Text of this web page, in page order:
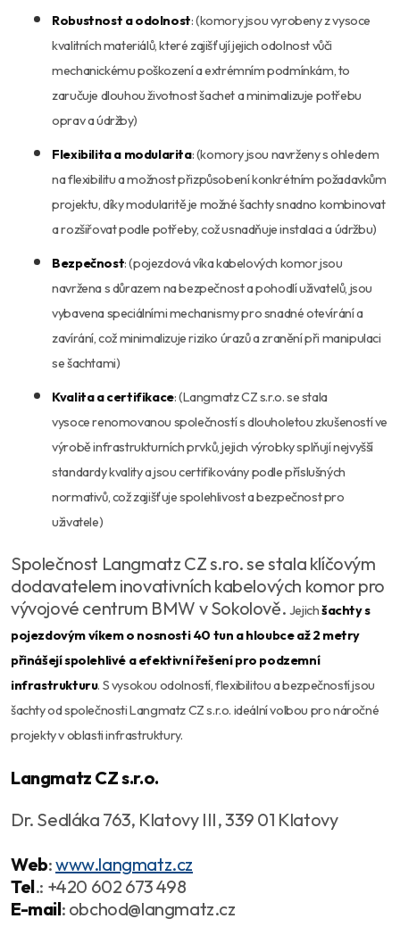
Robustnost a odolnost:(komory jsou vyrobeny z vysoce
kvalitních materiálů, které zajišťují jejich odolnost vůči
mechanickému poškození a extrémním podmínkám, to
zaručuje dlouhou životnost šachet a minimalizuje potřebu
oprav a údržby)
Flexibilita a modularita:(komory jsou navrženy s ohledem
na flexibilitu a možnost přizpůsobení konkrétním požadavkům
projektu, díky modularitě je možné šachty snadno kombinovat
a rozšiřovat podle potřeby, což usnadňuje instalaci a údržbu)
Bezpečnost:(pojezdová víka kabelových komor jsou
navržena s důrazem na bezpečnost a pohodlí uživatelů, jsou
vybavena speciálními mechanismy pro snadné otevírání a
zavírání, což minimalizuje riziko úrazů a zranění při manipulaci
se šachtami)
Kvalita a certifikace:(Langmatz CZ s.r.o. se stala
vysoce renomovanou společností s dlouholetou zkušeností ve
výrobě infrastrukturních prvků, jejich výrobky splňují nejvyšší
standardy kvality a jsou certifikovány podle příslušných
normativů, což zajišťuje spolehlivost a bezpečnost pro
uživatele)
Společnost Langmatz CZ s.ro. se stala klíčovým
dodavatelem inovativních kabelových komor pro
vývojové centrum BMW v Sokolově. Jejichšachty s
pojezdovým víkem o nosnosti 40 tun a hloubce až 2 metry
přinášejí spolehlivé a efektivní řešení pro podzemní
infrastrukturu. S vysokou odolností, flexibilitou a bezpečností jsou
šachty od společnosti Langmatz CZ s.r.o. ideální volbou pro náročné
projekty v oblasti infrastruktury.
Langmatz CZ s.r.o.
Dr. Sedláka 763, Klatovy III, 339 01 Klatovy
Web:www.langmatz.cz
Tel.: +420 602 673 498
E-mail: obchod@langmatz.cz